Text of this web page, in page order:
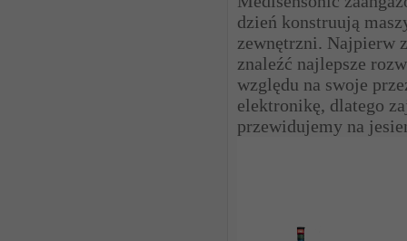
dzień konstruują
zewnętrzni. Najpierw
znaleźć najlepsze
względu na swoje
elektronikę, dlatego
przewidujemy na